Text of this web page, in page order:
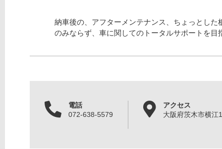
納車後の、アフターメンテナンス、ちょっとした
のみならず、車に関してのトータルサポートを目
電話
072-638-5579
アクセス
大阪府茨木市横江